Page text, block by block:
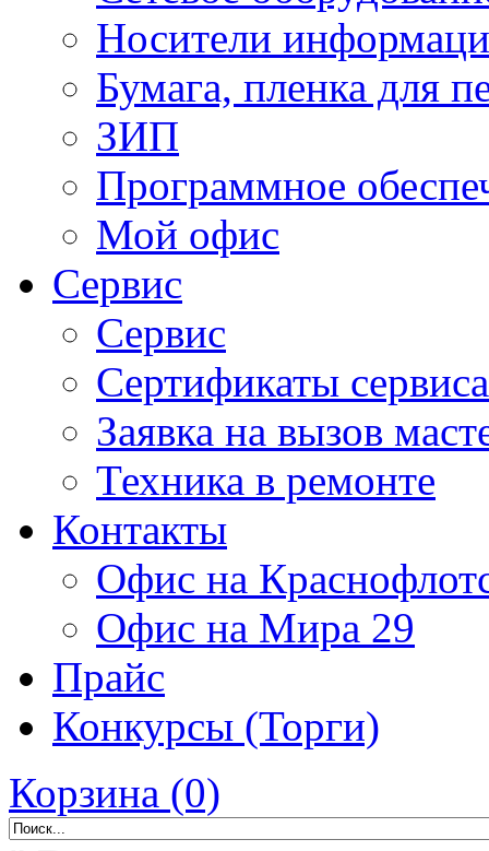
Носители
Бумага, пленка для
ЗИП
Программное
Мой офис
Сервис
Сервис
Сертификаты сервиса
Заявка на вызов
Техника в ремонте
Контакты
Офис на
Офис на Мира 29
Прайс
Конкурсы (Торги)
Корзина (0)